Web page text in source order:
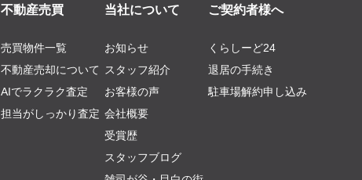
不動産売買
売買物件一覧
不動産売却について
AIでラクラク査定
担当がしっかり査定
当社について
お知らせ
スタッフ紹介
お客様の声
会社概要
受賞歴
スタッフブログ
ご契約者様へ
くらしーど24
退居の手続き
駐車場解約申し込み